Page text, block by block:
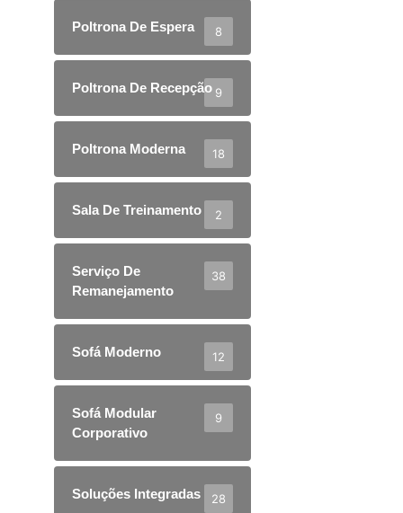
Poltrona De Espera 8
Poltrona De Recepção 9
Poltrona Moderna 18
Sala De Treinamento 2
Serviço De
Remanejamento
38
Sofá Moderno 12
Sofá Modular
Corporativo
9
Soluções Integradas 28